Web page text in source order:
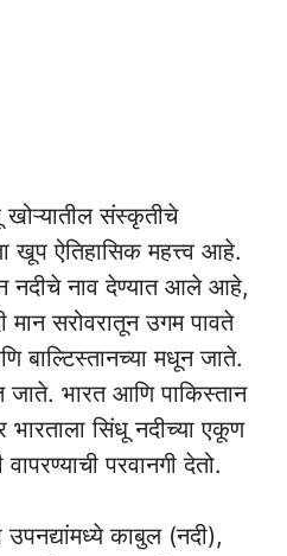
खोऱ्यातील संस्कृतीचे
ऐतिहासिक महत्त्व आहे.
नदीचे नाव देण्यात आले आहे,
सरोवरातून उगम पावते
बाल्टिस्तानच्या मधून जाते.
जाते. भारत आणि पाकिस्तान
सिंधू नदीच्या एकूण
परवानगी देतो.
काबुल (नदी),